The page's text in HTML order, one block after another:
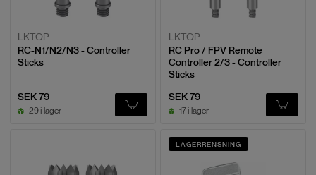
LKTOP
RC-N1/N2/N3 - Controller
Sticks
SEK 79
29 i lager
LKTOP
RC Pro / FPV Remote
Controller 2/3 - Controller
Sticks
SEK 79
17 i lager
LAGERRENSNING